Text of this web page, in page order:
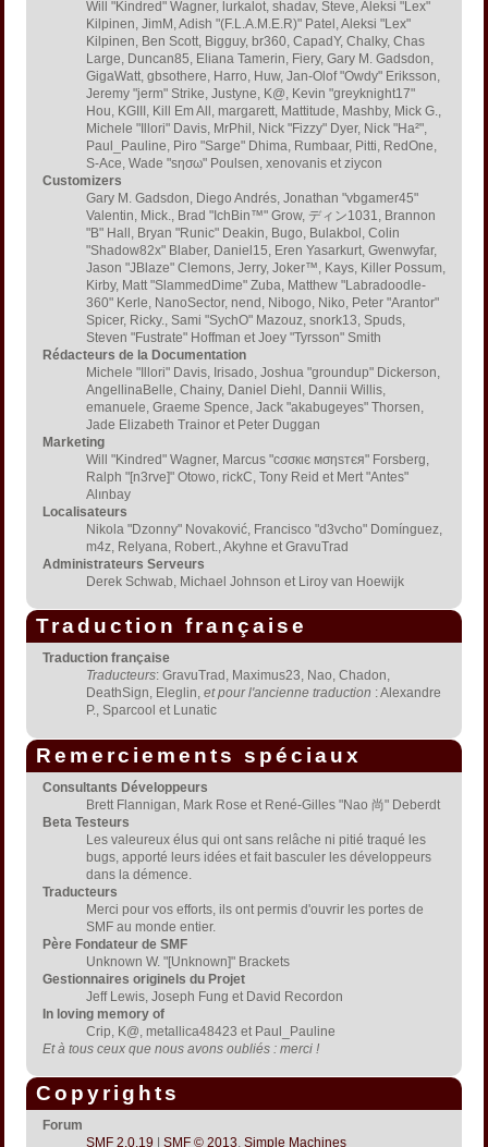
Will "Kindred" Wagner, lurkalot, shadav, Steve, Aleksi "Lex"
Kilpinen, JimM, Adish "(F.L.A.M.E.R)" Patel, Aleksi "Lex"
Kilpinen, Ben Scott, Bigguy, br360, CapadY, Chalky, Chas
Large, Duncan85, Eliana Tamerin, Fiery, Gary M. Gadsdon,
GigaWatt, gbsothere, Harro, Huw, Jan-Olof "Owdy" Eriksson,
Jeremy "jerm" Strike, Justyne, K@, Kevin "greyknight17"
Hou, KGIII, Kill Em All, margarett, Mattitude, Mashby, Mick G.,
Michele "Illori" Davis, MrPhil, Nick "Fizzy" Dyer, Nick "Ha²",
Paul_Pauline, Piro "Sarge" Dhima, Rumbaar, Pitti, RedOne,
S-Ace, Wade "sησω" Poulsen, xenovanis et ziycon
Customizers
Gary M. Gadsdon, Diego Andrés, Jonathan "vbgamer45"
Valentin, Mick., Brad "IchBin™" Grow, ディン1031, Brannon
"B" Hall, Bryan "Runic" Deakin, Bugo, Bulakbol, Colin
"Shadow82x" Blaber, Daniel15, Eren Yasarkurt, Gwenwyfar,
Jason "JBlaze" Clemons, Jerry, Joker™, Kays, Killer Possum,
Kirby, Matt "SlammedDime" Zuba, Matthew "Labradoodle-
360" Kerle, NanoSector, nend, Nibogo, Niko, Peter "Arantor"
Spicer, Ricky., Sami "SychO" Mazouz, snork13, Spuds,
Steven "Fustrate" Hoffman et Joey "Tyrsson" Smith
Rédacteurs de la Documentation
Michele "Illori" Davis, Irisado, Joshua "groundup" Dickerson,
AngellinaBelle, Chainy, Daniel Diehl, Dannii Willis,
emanuele, Graeme Spence, Jack "akabugeyes" Thorsen,
Jade Elizabeth Trainor et Peter Duggan
Marketing
Will "Kindred" Wagner, Marcus "cσσкιє мσηѕтєя" Forsberg,
Ralph "[n3rve]" Otowo, rickC, Tony Reid et Mert "Antes"
Alınbay
Localisateurs
Nikola "Dzonny" Novaković, Francisco "d3vcho" Domínguez,
m4z, Relyana, Robert., Akyhne et GravuTrad
Administrateurs Serveurs
Derek Schwab, Michael Johnson et Liroy van Hoewijk
Traduction française
Traduction française
Traducteurs: GravuTrad, Maximus23, Nao, Chadon,
DeathSign, Eleglin, et pour l'ancienne traduction : Alexandre
P., Sparcool et Lunatic
Remerciements spéciaux
Consultants Développeurs
Brett Flannigan, Mark Rose et René-Gilles "Nao 尚" Deberdt
Beta Testeurs
Les valeureux élus qui ont sans relâche ni pitié traqué les
bugs, apporté leurs idées et fait basculer les développeurs
dans la démence.
Traducteurs
Merci pour vos efforts, ils ont permis d'ouvrir les portes de
SMF au monde entier.
Père Fondateur de SMF
Unknown W. "[Unknown]" Brackets
Gestionnaires originels du Projet
Jeff Lewis, Joseph Fung et David Recordon
In loving memory of
Crip, K@, metallica48423 et Paul_Pauline
Et à tous ceux que nous avons oubliés : merci !
Copyrights
Forum
SMF 2.0.19
SMF © 2013, Simple Machines